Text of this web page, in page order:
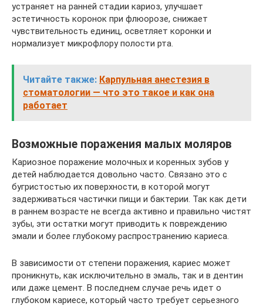
устраняет на ранней стадии кариоз, улучшает
эстетичность коронок при флюорозе, снижает
чувствительность единиц, осветляет коронки и
нормализует микрофлору полости рта.
Читайте также: Карпульная анестезия в
стоматологии ― что это такое и как она
работает
Возможные поражения малых моляров
Кариозное поражение молочных и коренных зубов у
детей наблюдается довольно часто. Связано это с
бугристостью их поверхности, в которой могут
задерживаться частички пищи и бактерии. Так как дети
в раннем возрасте не всегда активно и правильно чистят
зубы, эти остатки могут приводить к повреждению
эмали и более глубокому распространению кариеса.
В зависимости от степени поражения, кариес может
проникнуть, как исключительно в эмаль, так и в дентин
или даже цемент. В последнем случае речь идет о
глубоком кариесе, который часто требует серьезного